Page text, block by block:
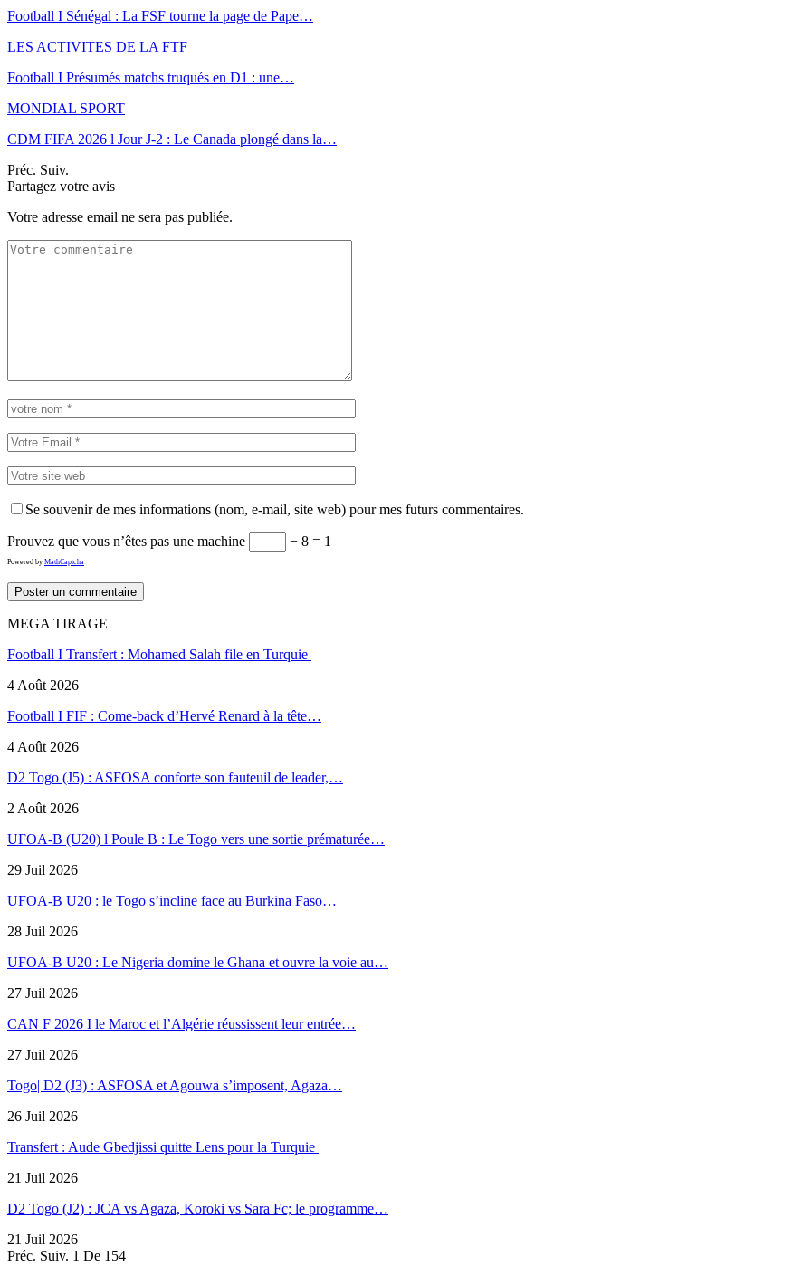
Football I Sénégal : La FSF tourne la page de Pape…
LES ACTIVITES DE LA FTF
Football I Présumés matchs truqués en D1 : une…
MONDIAL SPORT
CDM FIFA 2026 l Jour J-2 : Le Canada plongé dans la…
Préc. Suiv.
Partagez votre avis
Votre adresse email ne sera pas publiée.
Se souvenir de mes informations (nom, e-mail, site web) pour mes futurs commentaires.
Prouvez que vous n’êtes pas une machine − 8 = 1
Powered by MathCaptcha
MEGA TIRAGE
Football I Transfert : Mohamed Salah file en Turquie
4 Août 2026
Football I FIF : Come-back d’Hervé Renard à la tête…
4 Août 2026
D2 Togo (J5) : ASFOSA conforte son fauteuil de leader,…
2 Août 2026
UFOA-B (U20) l Poule B : Le Togo vers une sortie prématurée…
29 Juil 2026
UFOA-B U20 : le Togo s’incline face au Burkina Faso…
28 Juil 2026
UFOA-B U20 : Le Nigeria domine le Ghana et ouvre la voie au…
27 Juil 2026
CAN F 2026 I le Maroc et l’Algérie réussissent leur entrée…
27 Juil 2026
Togo| D2 (J3) : ASFOSA et Agouwa s’imposent, Agaza…
26 Juil 2026
Transfert : Aude Gbedjissi quitte Lens pour la Turquie
21 Juil 2026
D2 Togo (J2) : JCA vs Agaza, Koroki vs Sara Fc; le programme…
21 Juil 2026
Préc. Suiv. 1 De 154